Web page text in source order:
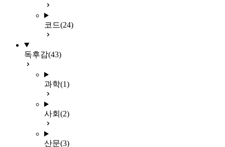
코드(24)
독후감(43)
과학(1)
사회 (2)
산문(3)